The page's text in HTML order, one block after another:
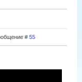
# 55